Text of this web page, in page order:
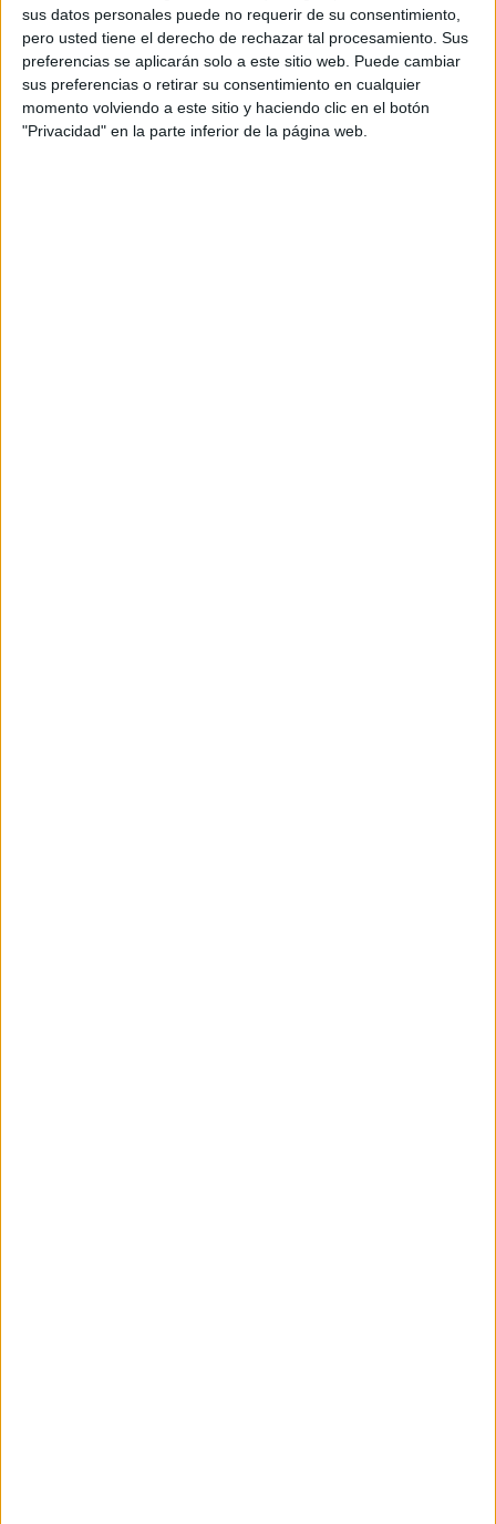
sus datos personales puede no requerir de su consentimiento,
pero usted tiene el derecho de rechazar tal procesamiento. Sus
preferencias se aplicarán solo a este sitio web. Puede cambiar
sus preferencias o retirar su consentimiento en cualquier
momento volviendo a este sitio y haciendo clic en el botón
"Privacidad" en la parte inferior de la página web.